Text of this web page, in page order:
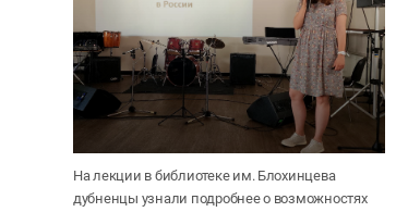
На лекции в библиотеке им. Блохинцева
дубненцы узнали подробнее о возможностях